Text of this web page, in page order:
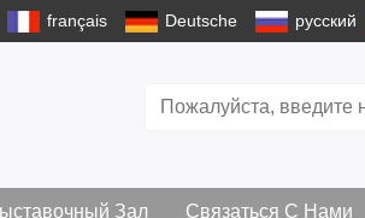
français Deutsche русский
Зал Связаться С Нами